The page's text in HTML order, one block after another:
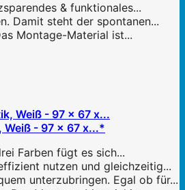
& funktionales...
Damit steht der spontanen...
Montage-Material ist...
Weiß - 97 x 67 x...*
Farben fügt es sich...
nutzen und gleichzeitig...
unterzubringen. Egal ob für...